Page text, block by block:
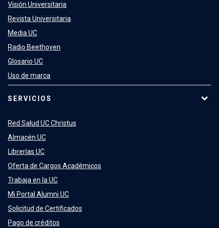
Visión Universitaria
Revista Universitaria
Media UC
Radio Beethoven
Glosario UC
Uso de marca
SERVICIOS
Red Salud UC Christus
Almacén UC
Librerías UC
Oferta de Cargos Académicos
Trabaja en la UC
Mi Portal Alumni UC
Solicitud de Certificados
Pago de créditos